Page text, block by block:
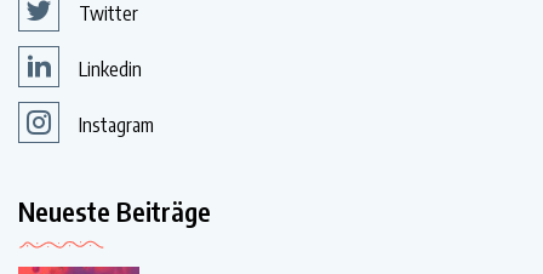
Twitter
Linkedin
Instagram
Neueste Beiträge